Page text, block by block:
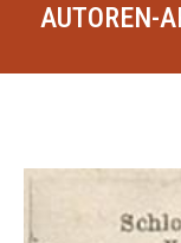
AUTOREN-